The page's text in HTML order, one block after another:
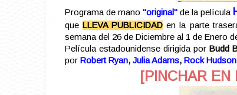
Programa de mano "original" de la película
queLLEVA PUBLICIDAD en la parte
semana del 26 de Diciembre al 1 de Enero
Película estadounidense dirigida porBudd
por Robert Ryan, Julia Adams, Rock Hudson
[PINCHAR EN